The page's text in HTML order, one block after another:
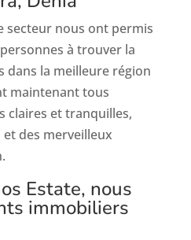
secteur nous ont permis
à trouver la
dans la meilleure région
maintenant tous
claires et tranquilles,
et des merveilleux
Estate, nous
immobiliers